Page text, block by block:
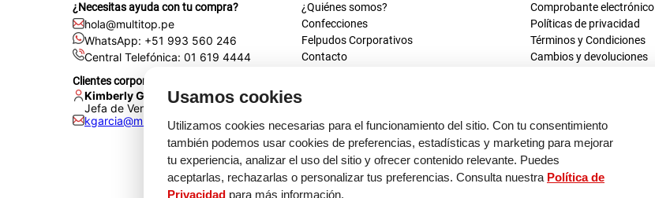
Usamos cookies
Utilizamos cookies necesarias para el funcionamiento del sitio. Con tu consentimiento
también podemos usar cookies de preferencias, estadísticas y marketing para mejorar
tu experiencia, analizar el uso del sitio y ofrecer contenido relevante. Puedes
aceptarlas, rechazarlas o personalizar tus preferencias. Consulta nuestra Política de
Privacidad para más información.
¿Necesitas ayuda con tu compra?
hola@multitop.pe
WhatsApp: +51 993 560 246
Central Telefónica: 01 619 4444
Clientes corporativos
Kimberly Garcia
Jefa de Ventas Empresas
kgarcia@multitop.pe
¿Quiénes somos?
Confecciones
Felpudos Corporativos
Contacto
Tienda física
Av. Iquitos 670 - 699, La Victoria
L-S: 8:00 a.m. - 6:30 p.m.
Feriados: 9:00 a.m. - 5:00 p.m.
Comprobante electrónico
Políticas de privacidad
Términos y Condiciones
Cambios y devoluciones